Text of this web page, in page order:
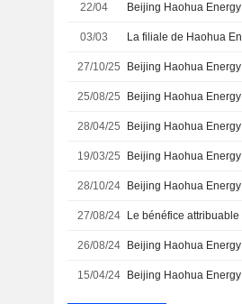
22/04
03/03
27/10/25
25/08/25
28/04/25
19/03/25
28/10/24
27/08/24
26/08/24
15/04/24